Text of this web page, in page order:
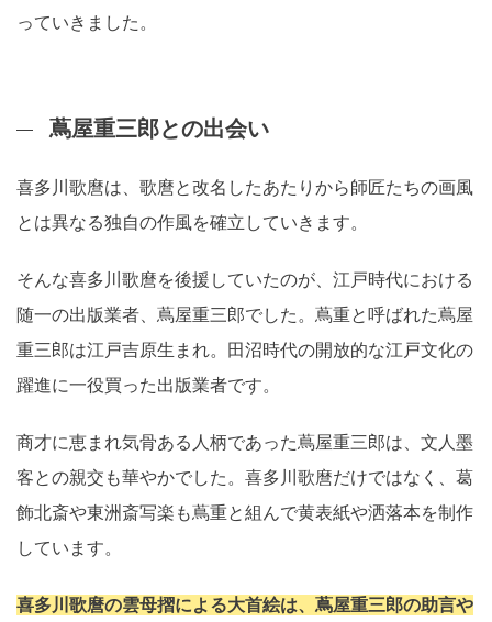
っていきました。
蔦屋重三郎との出会い
喜多川歌麿は、歌麿と改名したあたりから師匠たちの画風
とは異なる独自の作風を確立していきます。
そんな喜多川歌麿を後援していたのが、江戸時代における
随一の出版業者、蔦屋重三郎でした。蔦重と呼ばれた蔦屋
重三郎は江戸吉原生まれ。田沼時代の開放的な江戸文化の
躍進に一役買った出版業者です。
商才に恵まれ気骨ある人柄であった蔦屋重三郎は、文人墨
客との親交も華やかでした。喜多川歌麿だけではなく、葛
飾北斎や東洲斎写楽も蔦重と組んで黄表紙や洒落本を制作
しています。
喜多川歌麿の雲母摺による大首絵は、蔦屋重三郎の助言や